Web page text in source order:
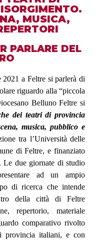
MUSICA,
PARLARE DEL
a Feltre si parlerà di
riguardo alla “piccola
Belluno Feltre si
dei teatri di provincia
musica, pubblico e
tra l’Università delle
di Feltre, e finanziato
Le due giornate di studio
ad un ampio
di ricerca che intende
della città di Feltre
repertorio, materiale
comparativo rivolto
provincia italiani, e con